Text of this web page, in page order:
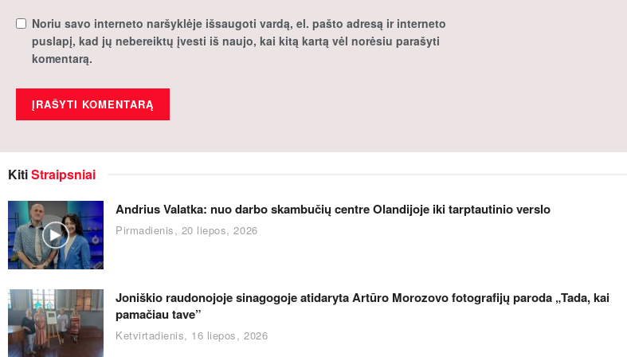
Noriu savo interneto naršyklėje išsaugoti vardą, el. pašto adresą ir interneto
puslapį, kad jų nebereiktų įvesti iš naujo, kai kitą kartą vėl norėsiu parašyti
komentarą.
KitiStraipsniai
Andrius Valatka: nuo darbo skambučių centre Olandijoje iki tarptautinio verslo
Pirmadienis, 20 liepos, 2026
Joniškio raudonojoje sinagogoje atidaryta Artūro Morozovo fotografijų paroda „Tada, kai
pamačiau tave”
Ketvirtadienis, 16 liepos, 2026